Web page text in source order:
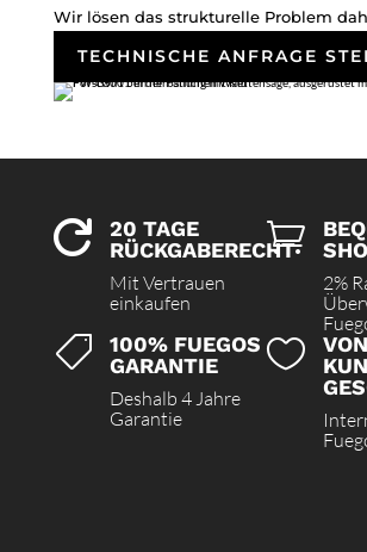
Wir lösen das strukturelle Problem
TECHNISCHE ANFRAGE

20 TAGE
RÜCKGABERECHT
Mit Vertrauen
einkaufen

2%

100% FUEGOS
GARANTIE
Deshalb 4 Jahre
Garantie
